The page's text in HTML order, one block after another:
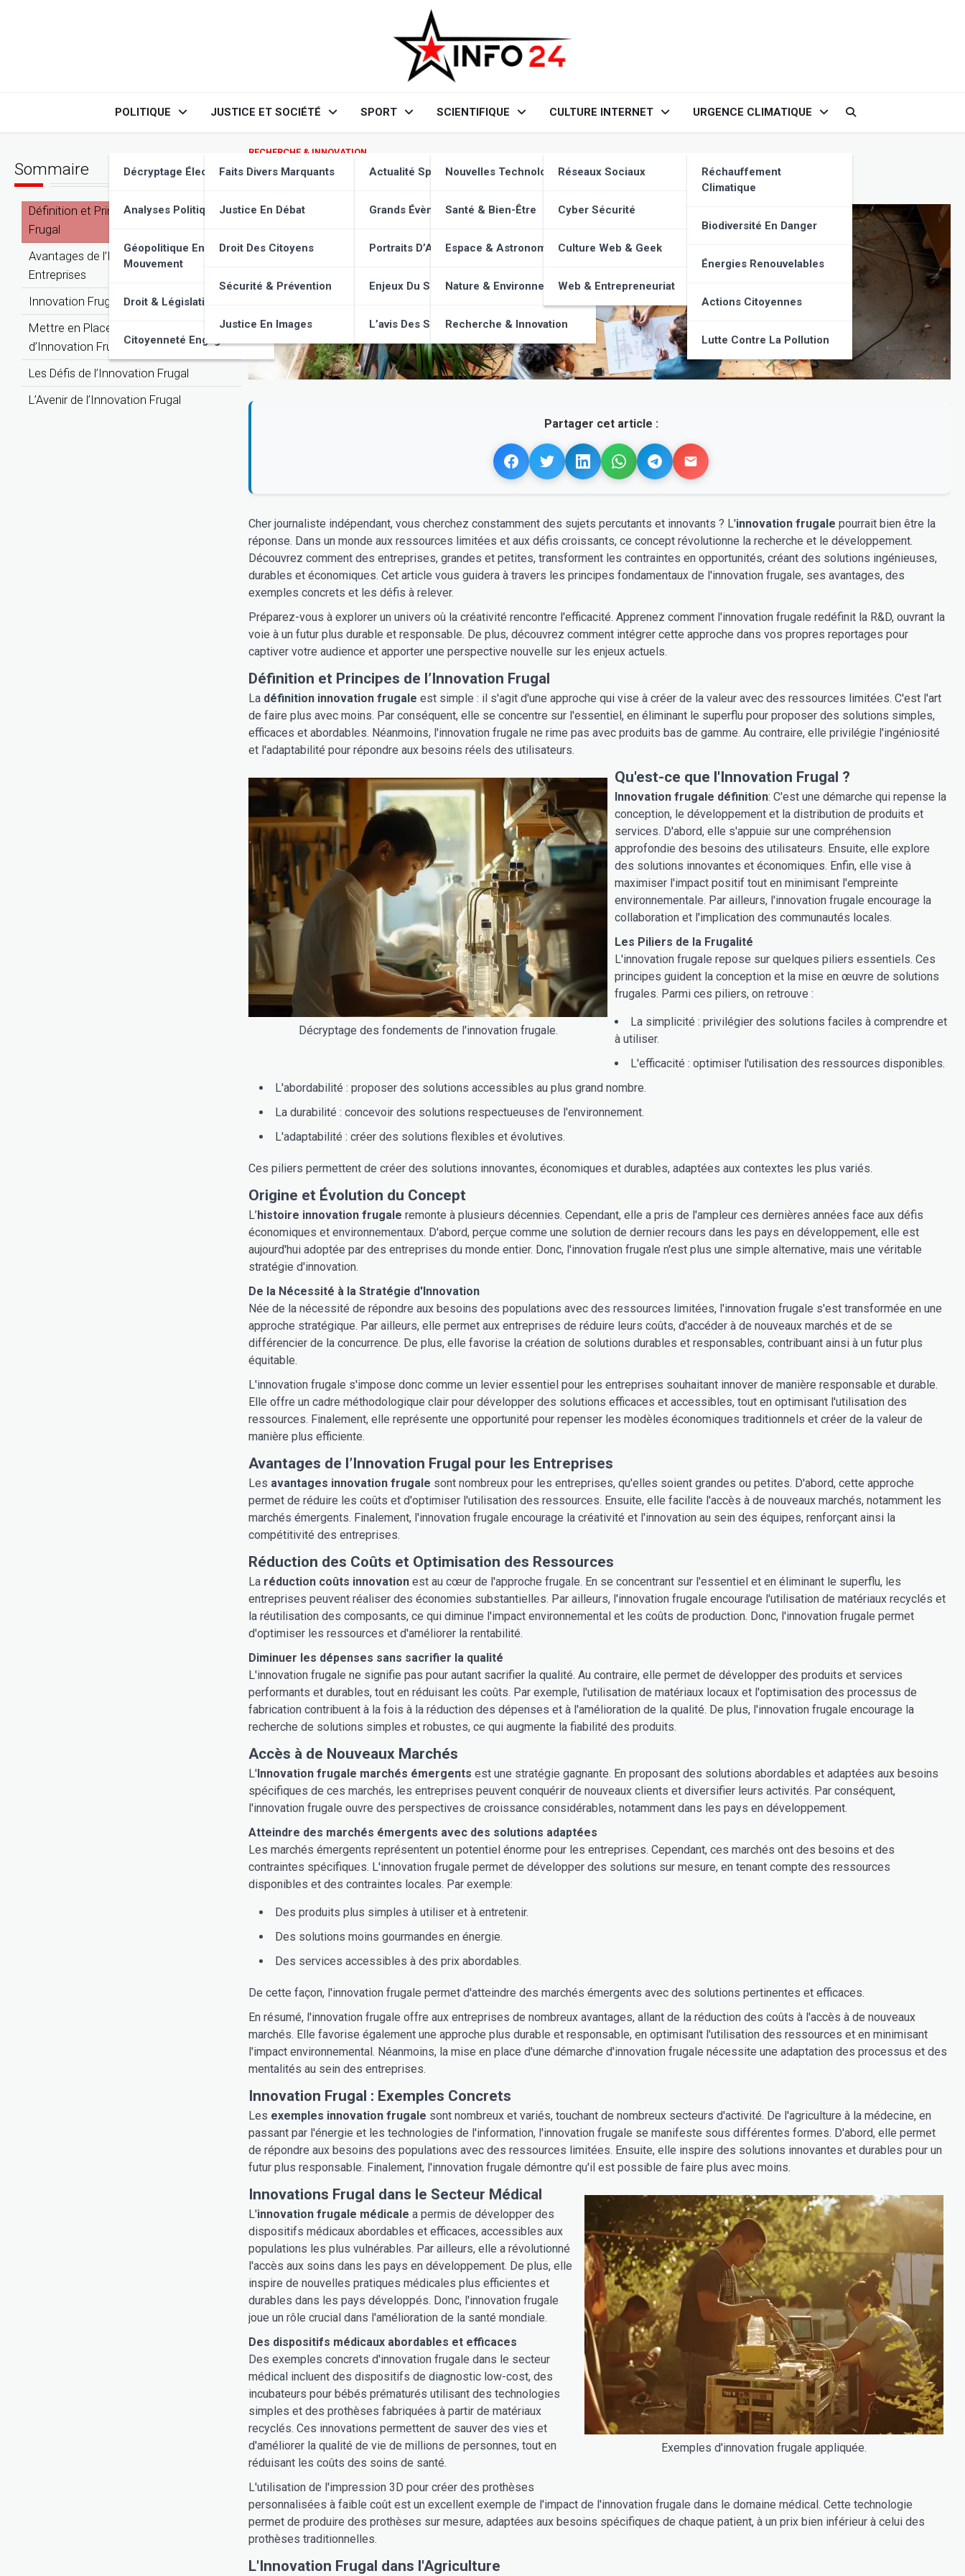
POLITIQUE
Décryptage Élections
Analyses Politiques
Géopolitique En
Mouvement
Droit & Législation
Citoyenneté Engagée
JUSTICE ET SOCIÉTÉ
Faits Divers Marquants
Justice En Débat
Droit Des Citoyens
Sécurité & Prévention
Justice En Images
SPORT
Actualité Sportive
Grands Évènements
Portraits D’Athlètes
Enjeux Du Sport
L’avis Des Supporters
SCIENTIFIQUE
Nouvelles Technologies
Santé & Bien-Être
Espace & Astronomie
Nature & Environnement
Recherche & Innovation
CULTURE INTERNET
Réseaux Sociaux
Cyber Sécurité
Culture Web & Geek
Web & Entrepreneuriat
URGENCE CLIMATIQUE
Réchauffement
Climatique
Biodiversité En Danger
Énergies Renouvelables
Actions Citoyennes
Lutte Contre La Pollution
RECHERCHE & INNOVATION
Innovation Frugal : R&D Durable & Économique
Partager cet article :
Cher journaliste indépendant, vous cherchez constamment des sujets percutants et innovants ? L'innovation frugale pourrait bien être la
réponse. Dans un monde aux ressources limitées et aux défis croissants, ce concept révolutionne la recherche et le développement.
Découvrez comment des entreprises, grandes et petites, transforment les contraintes en opportunités, créant des solutions ingénieuses,
durables et économiques. Cet article vous guidera à travers les principes fondamentaux de l'innovation frugale, ses avantages, des
exemples concrets et les défis à relever.
Préparez-vous à explorer un univers où la créativité rencontre l'efficacité. Apprenez comment l'innovation frugale redéfinit la R&D, ouvrant la
voie à un futur plus durable et responsable. De plus, découvrez comment intégrer cette approche dans vos propres reportages pour
captiver votre audience et apporter une perspective nouvelle sur les enjeux actuels.
Définition et Principes de l’Innovation Frugal
La définition innovation frugale est simple : il s'agit d'une approche qui vise à créer de la valeur avec des ressources limitées. C'est l'art
de faire plus avec moins. Par conséquent, elle se concentre sur l'essentiel, en éliminant le superflu pour proposer des solutions simples,
efficaces et abordables. Néanmoins, l'innovation frugale ne rime pas avec produits bas de gamme. Au contraire, elle privilégie l'ingéniosité
et l'adaptabilité pour répondre aux besoins réels des utilisateurs.
Décryptage des fondements de l'innovation frugale.
Qu'est-ce que l'Innovation Frugal ?
Innovation frugale définition: C'est une démarche qui repense la
conception, le développement et la distribution de produits et
services. D'abord, elle s'appuie sur une compréhension
approfondie des besoins des utilisateurs. Ensuite, elle explore
des solutions innovantes et économiques. Enfin, elle vise à
maximiser l'impact positif tout en minimisant l'empreinte
environnementale. Par ailleurs, l'innovation frugale encourage la
collaboration et l'implication des communautés locales.
Les Piliers de la Frugalité
L'innovation frugale repose sur quelques piliers essentiels. Ces
principes guident la conception et la mise en œuvre de solutions
frugales. Parmi ces piliers, on retrouve :
La simplicité : privilégier des solutions faciles à comprendre et
à utiliser.
L'efficacité : optimiser l'utilisation des ressources disponibles.
L'abordabilité : proposer des solutions accessibles au plus grand nombre.
La durabilité : concevoir des solutions respectueuses de l'environnement.
L'adaptabilité : créer des solutions flexibles et évolutives.
Ces piliers permettent de créer des solutions innovantes, économiques et durables, adaptées aux contextes les plus variés.
Origine et Évolution du Concept
L’histoire innovation frugale remonte à plusieurs décennies. Cependant, elle a pris de l'ampleur ces dernières années face aux défis
économiques et environnementaux. D'abord, perçue comme une solution de dernier recours dans les pays en développement, elle est
aujourd'hui adoptée par des entreprises du monde entier. Donc, l'innovation frugale n'est plus une simple alternative, mais une véritable
stratégie d'innovation.
De la Nécessité à la Stratégie d'Innovation
Née de la nécessité de répondre aux besoins des populations avec des ressources limitées, l'innovation frugale s'est transformée en une
approche stratégique. Par ailleurs, elle permet aux entreprises de réduire leurs coûts, d'accéder à de nouveaux marchés et de se
différencier de la concurrence. De plus, elle favorise la création de solutions durables et responsables, contribuant ainsi à un futur plus
équitable.
L'innovation frugale s'impose donc comme un levier essentiel pour les entreprises souhaitant innover de manière responsable et durable.
Elle offre un cadre méthodologique clair pour développer des solutions efficaces et accessibles, tout en optimisant l'utilisation des
ressources. Finalement, elle représente une opportunité pour repenser les modèles économiques traditionnels et créer de la valeur de
manière plus efficiente.
Avantages de l’Innovation Frugal pour les Entreprises
Les avantages innovation frugale sont nombreux pour les entreprises, qu'elles soient grandes ou petites. D'abord, cette approche
permet de réduire les coûts et d'optimiser l'utilisation des ressources. Ensuite, elle facilite l'accès à de nouveaux marchés, notamment les
marchés émergents. Finalement, l'innovation frugale encourage la créativité et l'innovation au sein des équipes, renforçant ainsi la
compétitivité des entreprises.
Réduction des Coûts et Optimisation des Ressources
La réduction coûts innovation est au cœur de l'approche frugale. En se concentrant sur l'essentiel et en éliminant le superflu, les
entreprises peuvent réaliser des économies substantielles. Par ailleurs, l'innovation frugale encourage l'utilisation de matériaux recyclés et
la réutilisation des composants, ce qui diminue l'impact environnemental et les coûts de production. Donc, l'innovation frugale permet
d'optimiser les ressources et d'améliorer la rentabilité.
Diminuer les dépenses sans sacrifier la qualité
L'innovation frugale ne signifie pas pour autant sacrifier la qualité. Au contraire, elle permet de développer des produits et services
performants et durables, tout en réduisant les coûts. Par exemple, l'utilisation de matériaux locaux et l'optimisation des processus de
fabrication contribuent à la fois à la réduction des dépenses et à l'amélioration de la qualité. De plus, l'innovation frugale encourage la
recherche de solutions simples et robustes, ce qui augmente la fiabilité des produits.
Accès à de Nouveaux Marchés
L'Innovation frugale marchés émergents est une stratégie gagnante. En proposant des solutions abordables et adaptées aux besoins
spécifiques de ces marchés, les entreprises peuvent conquérir de nouveaux clients et diversifier leurs activités. Par conséquent,
l'innovation frugale ouvre des perspectives de croissance considérables, notamment dans les pays en développement.
Atteindre des marchés émergents avec des solutions adaptées
Les marchés émergents représentent un potentiel énorme pour les entreprises. Cependant, ces marchés ont des besoins et des
contraintes spécifiques. L'innovation frugale permet de développer des solutions sur mesure, en tenant compte des ressources
disponibles et des contraintes locales. Par exemple:
Des produits plus simples à utiliser et à entretenir.
Des solutions moins gourmandes en énergie.
Des services accessibles à des prix abordables.
De cette façon, l'innovation frugale permet d'atteindre des marchés émergents avec des solutions pertinentes et efficaces.
En résumé, l'innovation frugale offre aux entreprises de nombreux avantages, allant de la réduction des coûts à l'accès à de nouveaux
marchés. Elle favorise également une approche plus durable et responsable, en optimisant l'utilisation des ressources et en minimisant
l'impact environnemental. Néanmoins, la mise en place d'une démarche d'innovation frugale nécessite une adaptation des processus et des
mentalités au sein des entreprises.
Innovation Frugal : Exemples Concrets
Les exemples innovation frugale sont nombreux et variés, touchant de nombreux secteurs d'activité. De l'agriculture à la médecine, en
passant par l'énergie et les technologies de l'information, l'innovation frugale se manifeste sous différentes formes. D'abord, elle permet
de répondre aux besoins des populations avec des ressources limitées. Ensuite, elle inspire des solutions innovantes et durables pour un
futur plus responsable. Finalement, l'innovation frugale démontre qu'il est possible de faire plus avec moins.
Exemples d'innovation frugale appliquée.
Innovations Frugal dans le Secteur Médical
L'innovation frugale médicale a permis de développer des
dispositifs médicaux abordables et efficaces, accessibles aux
populations les plus vulnérables. Par ailleurs, elle a révolutionné
l'accès aux soins dans les pays en développement. De plus, elle
inspire de nouvelles pratiques médicales plus efficientes et
durables dans les pays développés. Donc, l'innovation frugale
joue un rôle crucial dans l'amélioration de la santé mondiale.
Des dispositifs médicaux abordables et efficaces
Des exemples concrets d'innovation frugale dans le secteur
médical incluent des dispositifs de diagnostic low-cost, des
incubateurs pour bébés prématurés utilisant des technologies
simples et des prothèses fabriquées à partir de matériaux
recyclés. Ces innovations permettent de sauver des vies et
d'améliorer la qualité de vie de millions de personnes, tout en
réduisant les coûts des soins de santé.
L'utilisation de l'impression 3D pour créer des prothèses
personnalisées à faible coût est un excellent exemple de l'impact de l'innovation frugale dans le domaine médical. Cette technologie
permet de produire des prothèses sur mesure, adaptées aux besoins spécifiques de chaque patient, à un prix bien inférieur à celui des
prothèses traditionnelles.
L'Innovation Frugal dans l'Agriculture
Sommaire
Définition et Principes de l’Innovation
Frugal
Avantages de l’Innovation Frugal pour les
Entreprises
Innovation Frugal : Exemples Concrets
Mettre en Place une Démarche
d’Innovation Frugal
Les Défis de l’Innovation Frugal
L’Avenir de l’Innovation Frugal